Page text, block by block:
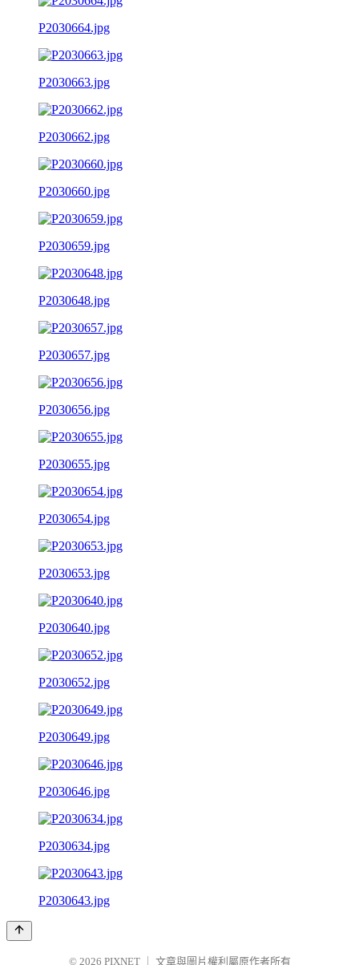
P2030664.jpg
P2030663.jpg
P2030662.jpg
P2030660.jpg
P2030659.jpg
P2030648.jpg
P2030657.jpg
P2030656.jpg
P2030655.jpg
P2030654.jpg
P2030653.jpg
P2030640.jpg
P2030652.jpg
P2030649.jpg
P2030646.jpg
P2030634.jpg
P2030643.jpg
© 2026 PIXNET 文章與圖片權利屬原作者所有